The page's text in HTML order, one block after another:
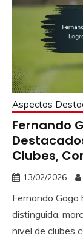
Aspectos
Fernando
Clubes,
13/02/2026
Fernando
distinguida,
nivel de clubes